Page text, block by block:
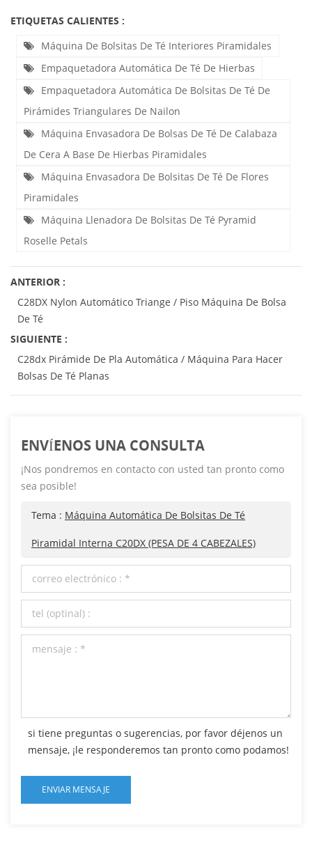
ETIQUETAS CALIENTES :
Máquina De Bolsitas De Té Interiores Piramidales
Empaquetadora Automática De Té De Hierbas
Empaquetadora Automática De Bolsitas De Té De
Pirámides Triangulares De Nailon
Máquina Envasadora De Bolsas De Té De Calabaza
De Cera A Base De Hierbas Piramidales
Máquina Envasadora De Bolsitas De Té De Flores
Piramidales
Máquina Llenadora De Bolsitas De Té Pyramid
Roselle Petals
ANTERIOR :
C28DX Nylon Automático Triange / Piso Máquina De Bolsa
De Té
SIGUIENTE :
C28dx Pirámide De Pla Automática / Máquina Para Hacer
Bolsas De Té Planas
ENVÍENOS UNA CONSULTA
¡Nos pondremos en contacto con usted tan pronto como
sea posible!
Tema : Máquina Automática De Bolsitas De Té
Piramidal Interna C20DX (PESA DE 4 CABEZALES)
si tiene preguntas o sugerencias, por favor déjenos un
mensaje, ¡le responderemos tan pronto como podamos!